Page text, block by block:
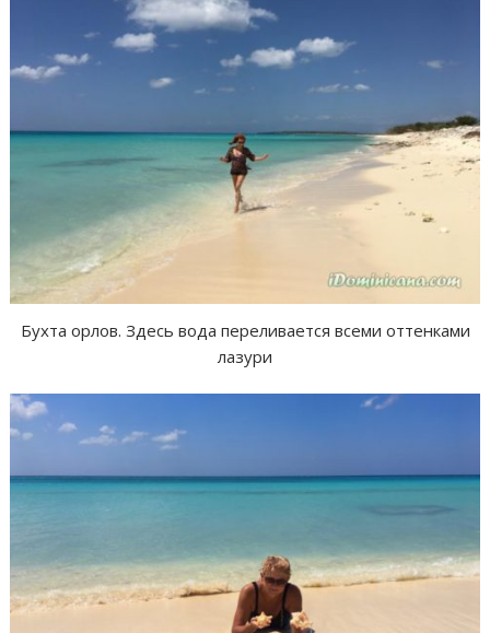
Бухта орлов. Здесь вода переливается всеми оттенками
лазури